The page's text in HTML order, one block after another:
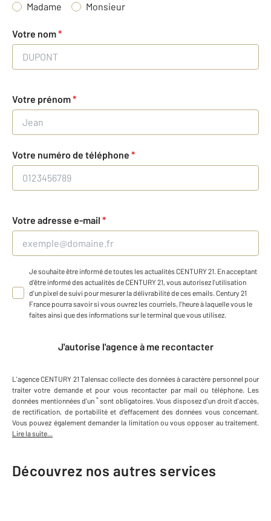
Madame
Monsieur
Votre nom*
Votre prénom*
Votre numéro de téléphone *
Votre adresse e-mail *
Je souhaite être informé de toutes les actualités CENTURY 21. En acceptant
d'être informé des actualités de CENTURY 21, vous autorisez l'utilisation
d'un pixel de suivi pour mesurer la délivrabilité de ces emails. Century 21
France pourra savoir si vous ouvrez les courriels, l'heure à laquelle vous le
faites ainsi que des informations sur le terminal que vous utilisez.
J'autorise l'agence à me recontacter
L'agenceCENTURY 21 Talensaccollecte des données à caractère personnel pour
traiter votre demande et pour vous recontacter par mail ou téléphone. Les
données mentionnées d'un * sont obligatoires. Vous disposez d'un droit d'accès,
de rectification, de portabilité et d'effacement des données vous concernant.
Vous pouvez également demander la limitation ou vous opposer au traitement.
Lire la suite...
Découvrez nos autres services